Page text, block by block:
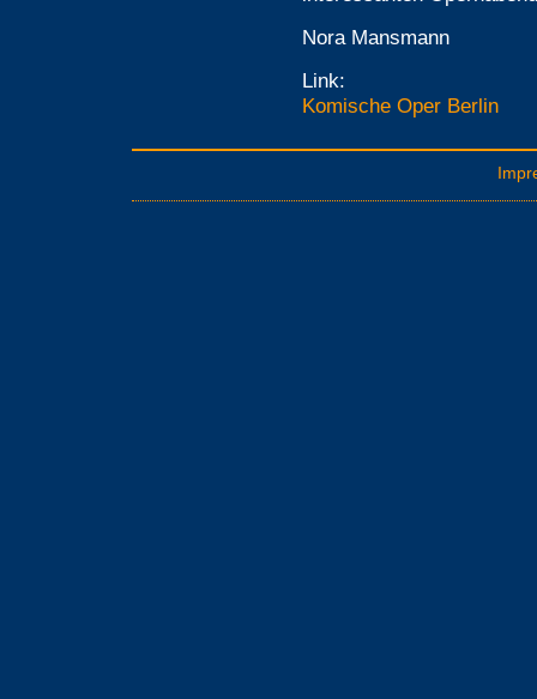
Nora Mansmann
Link:
Komische Oper Berlin